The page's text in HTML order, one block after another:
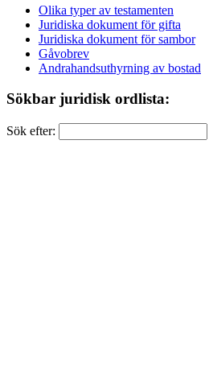
Olika typer av testamenten
Juridiska dokument för gifta
Juridiska dokument för sambor
Gåvobrev
Andrahandsuthyrning av bostad
Sökbar juridisk ordlista:
Sök efter: